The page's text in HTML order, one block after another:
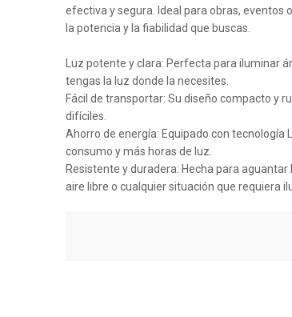
efectiva y segura. Ideal para obras, eventos
la potencia y la fiabilidad que buscas.
Luz potente y clara: Perfecta para iluminar
tengas la luz donde la necesites.
Fácil de transportar: Su diseño compacto y
difíciles.
Ahorro de energía: Equipado con tecnología
consumo y más horas de luz.
Resistente y duradera: Hecha para
aire libre o cualquier situación que requiera